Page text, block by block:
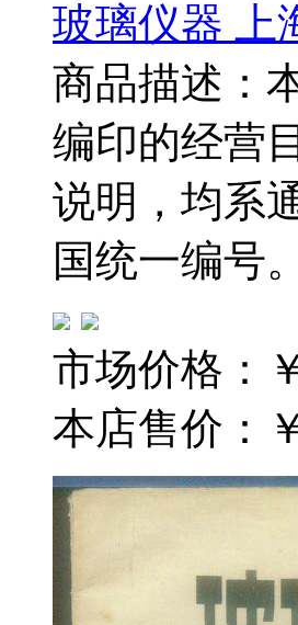
玻璃仪器 上
商品描述：
编印的经营
说明，均系
国统一编号。
市场价格：
本店售价：